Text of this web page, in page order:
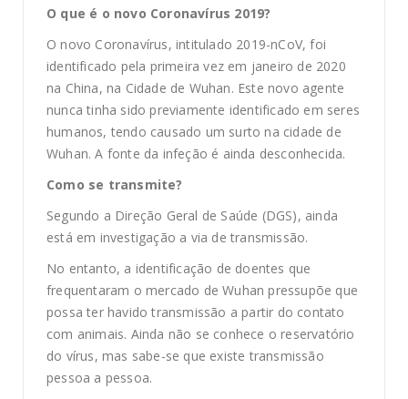
O que é o novo Coronavírus 2019?
O novo Coronavírus, intitulado 2019-nCoV, foi
identificado pela primeira vez em janeiro de 2020
na China, na Cidade de Wuhan. Este novo agente
nunca tinha sido previamente identificado em seres
humanos, tendo causado um surto na cidade de
Wuhan. A fonte da infeção é ainda desconhecida.
Como se transmite?
Segundo a Direção Geral de Saúde (DGS), ainda
está em investigação a via de transmissão.
No entanto, a identificação de doentes que
frequentaram o mercado de Wuhan pressupõe que
possa ter havido transmissão a partir do contato
com animais. Ainda não se conhece o reservatório
do vírus, mas sabe-se que existe transmissão
pessoa a pessoa.